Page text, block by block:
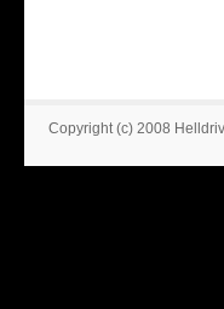
Copyright (c) 2008